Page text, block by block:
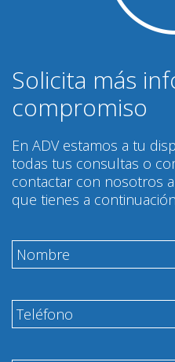
Solicita más
compromiso
En ADV estamos a tu
todas tus consultas o
contactar con nosotros
que tienes a